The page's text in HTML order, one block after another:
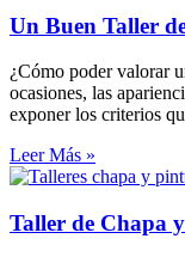
Un Buen Taller
¿Cómo poder valorar
ocasiones, las
exponer los criterios
Leer Más »
Taller de Chapa